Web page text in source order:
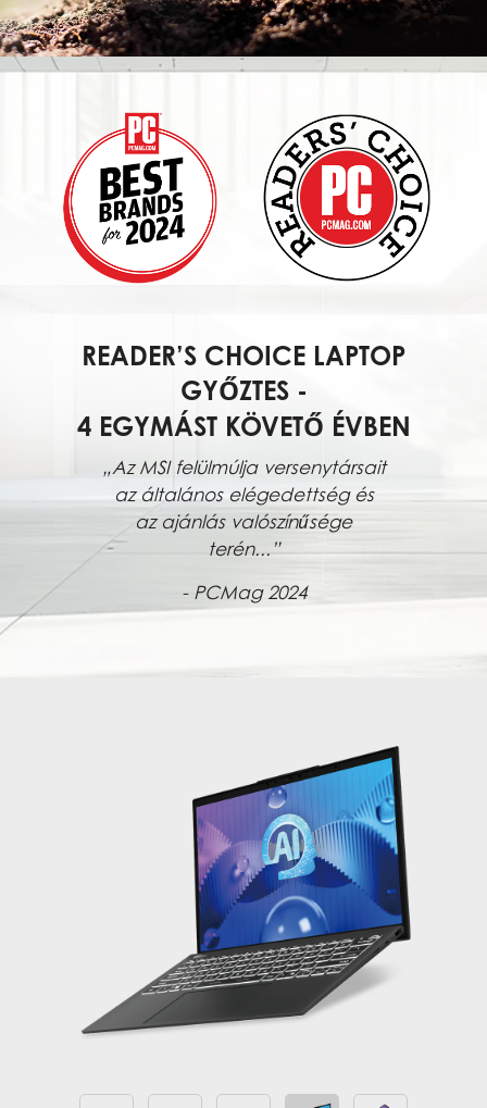
READER’S CHOICE LAPTOP
GYŐZTES -
4 EGYMÁST KÖVETŐ ÉVBEN
„Az MSI felülmúlja versenytársait
az általános elégedettség és
az ajánlás valószínűsége
terén...”
- PCMag 2024